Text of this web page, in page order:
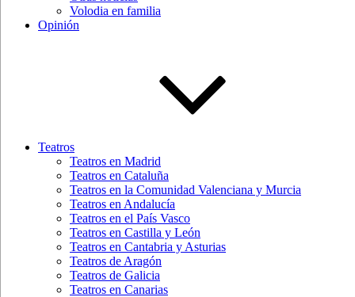
Volodia en familia
Opinión
Teatros
Teatros en Madrid
Teatros en Cataluña
Teatros en la Comunidad Valenciana y Murcia
Teatros en Andalucía
Teatros en el País Vasco
Teatros en Castilla y León
Teatros en Cantabria y Asturias
Teatros de Aragón
Teatros de Galicia
Teatros en Canarias